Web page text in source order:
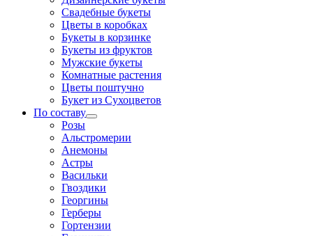
Свадебные букеты
Цветы в коробках
Букеты в корзинке
Букеты из фруктов
Мужские букеты
Комнатные растения
Цветы поштучно
Букет из Сухоцветов
По составу
Розы
Альстромерии
Анемоны
Астры
Васильки
Гвоздики
Георгины
Герберы
Гортензии